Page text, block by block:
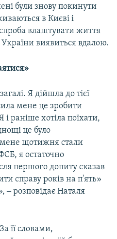
були знову покинути
в Києві і
влаштувати життя
виявиться вдалою.
Я дійшла до тієї
мене це зробити
і раніше хотіла поїхати,
це було
щотижня стали
я остаточно
першого допиту сказав
справу років на п'ять»
‒ розповідає Наталя
​За її словами,